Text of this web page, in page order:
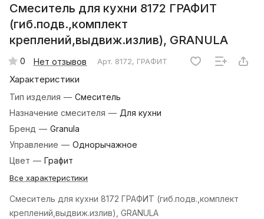
Смеситель для кухни 8172 ГРАФИТ
(гиб.подв.,комплект
креплений,выдвиж.излив), GRANULA
0 Нет отзывов Арт. 8172, ГРАФИТ
Характеристики
Тип изделия — Смеситель
Назначение смесителя — Для кухни
Бренд — Granula
Управление — Однорычажное
Цвет — Графит
Все характеристики
Смеситель для кухни 8172 ГРАФИТ (гиб.подв.,комплект
креплений,выдвиж.излив), GRANULA